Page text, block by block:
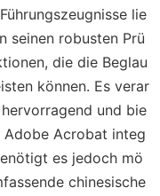
lie
seinen robusten Prü
die die Beglau
können. Es verar
und bie
Acrobat integ
es jedoch mö
chinesische